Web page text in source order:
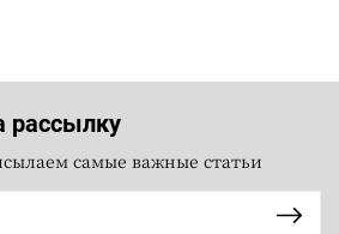
рассылку
самые важные статьи